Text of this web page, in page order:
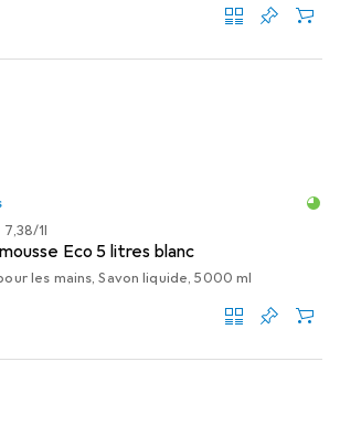
EUR
7,38/1l
Eco 5 litres blanc
les mains, Savon liquide, 5000 ml